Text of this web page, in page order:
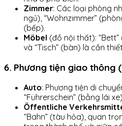
Zimmer: Các loại phòng
ngủ), “Wohnzimmer”
(bếp).
Möbel (đồ nội thất): “Bett”
và “Tisch” (bàn) là cần
6. Phương tiện giao thông
Auto: Phương tiện di
“Führerschein” (bằng lái
Öffentliche
“Bahn” (tàu hỏa), quan